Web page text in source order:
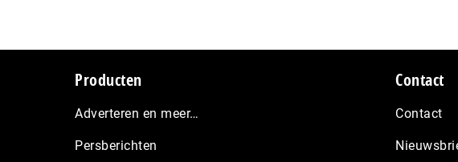
Producten
Adverteren en meer…
Persberichten
Contact
Contact